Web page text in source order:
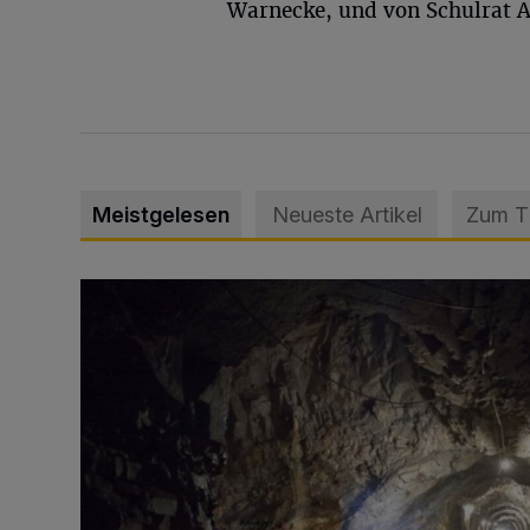
Warnecke, und von Schulrat
Meistgelesen Neueste Artikel Zum